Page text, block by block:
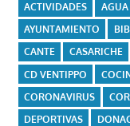
ACTIVIDADES AGUA
AYUNTAMIENTO
CANTE
CASARICHE
CD VENTIPPO
CORONAVIRUS
DEPORTIVAS